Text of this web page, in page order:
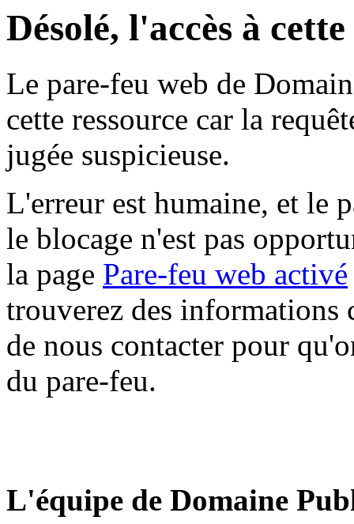
Désolé, l'accès à
Le pare-feu web de
cette ressource car la
jugée suspicieuse.
L'erreur est humaine, et le
le blocage n'est pas
la page Pare-feu web activé
trouverez des informations
de nous contacter pour
du pare-feu.
L'équipe de Domaine